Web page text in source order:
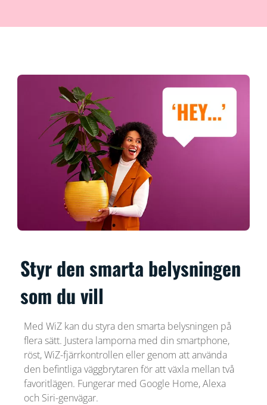
Styr den smarta belysningen
som du vill
Med WiZ kan du styra den smarta belysningen på
flera sätt. Justera lamporna med din smartphone,
röst, WiZ-fjärrkontrollen eller genom att använda
den befintliga väggbrytaren för att växla mellan två
favoritlägen. Fungerar med Google Home, Alexa
och Siri-genvägar.